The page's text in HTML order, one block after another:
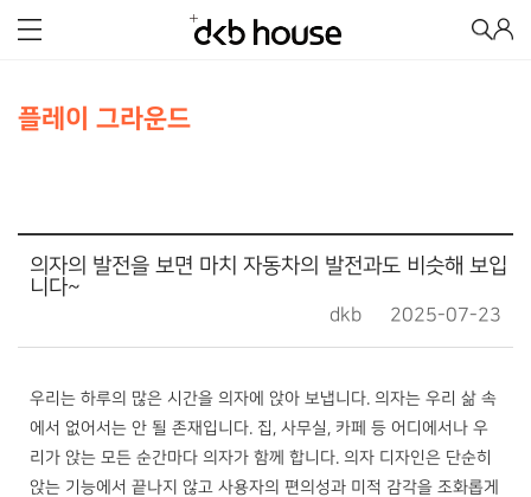
플레이 그라운드
의자의 발전을 보면 마치 자동차의 발전과도 비슷해 보입
니다~
dkb 2025-07-23
우리는 하루의 많은 시간을 의자에 앉아 보냅니다. 의자는 우리 삶 속
에서 없어서는 안 될 존재입니다. 집, 사무실, 카페 등 어디에서나 우
리가 앉는 모든 순간마다 의자가 함께 합니다. 의자 디자인은 단순히
앉는 기능에서 끝나지 않고 사용자의 편의성과 미적 감각을 조화롭게